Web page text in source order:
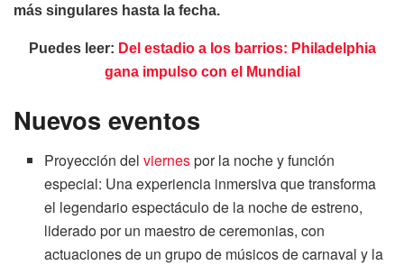
más singulares hasta la fecha.
Puedes leer: Del estadio a los barrios: Philadelphia
gana impulso con el Mundial
Nuevos eventos
Proyección delviernespor la noche y función
especial: Una experiencia inmersiva que transforma
el legendario espectáculo de la noche de estreno,
liderado por un maestro de ceremonias, con
actuaciones de un grupo de músicos de carnaval y la